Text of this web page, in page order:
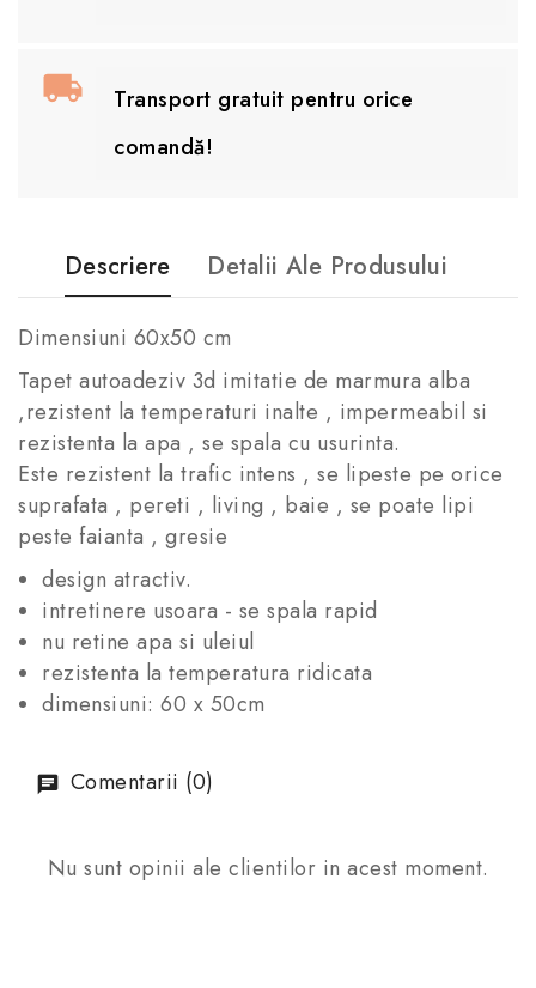
Transport gratuit pentru orice
comandă!
Descriere Detalii Ale Produsului
Dimensiuni 60x50 cm
Tapet autoadeziv 3d imitatie de marmura alba
,rezistent la temperaturi inalte , impermeabil si
rezistenta la apa , se spala cu usurinta.
Este rezistent la trafic intens , se lipeste pe orice
suprafata , pereti , living , baie , se poate lipi
peste faianta , gresie
design atractiv.
intretinere usoara - se spala rapid
nu retine apa si uleiul
rezistenta la temperatura ridicata
dimensiuni: 60 x 50cm
Comentarii (0)
Nu sunt opinii ale clientilor in acest moment.